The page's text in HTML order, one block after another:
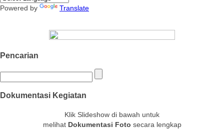
Powered by Translate
Pencarian
Dokumentasi Kegiatan
Klik Slideshow di bawah untuk
melihat Dokumentasi Foto secara lengkap